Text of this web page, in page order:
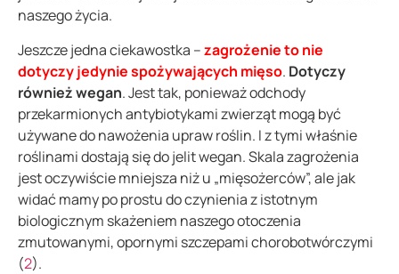
naszego życia.
Jeszcze jedna ciekawostka –zagrożenie to nie
dotyczy jedynie spożywających mięso. Dotyczy
również wegan. Jest tak, ponieważ odchody
przekarmionych antybiotykami zwierząt mogą być
używane do nawożenia upraw roślin. I z tymi właśnie
roślinami dostają się do jelit wegan. Skala zagrożenia
jest oczywiście mniejsza niż u „mięsożerców”, ale jak
widać mamy po prostu do czynienia z istotnym
biologicznym skażeniem naszego otoczenia
zmutowanymi, opornymi szczepami chorobotwórczymi
(2).